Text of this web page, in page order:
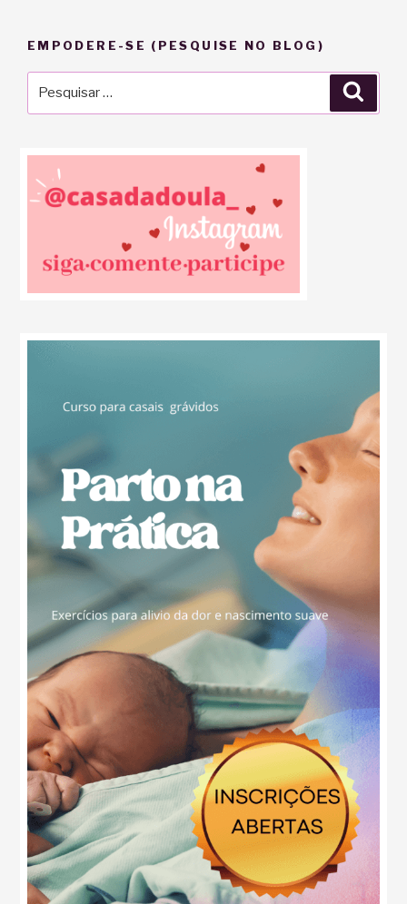
EMPODERE-SE (PESQUISE NO BLOG)